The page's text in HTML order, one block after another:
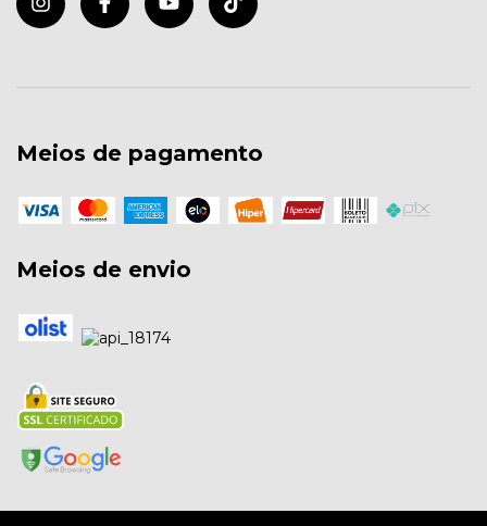
Meios de pagamento
Meios de envio